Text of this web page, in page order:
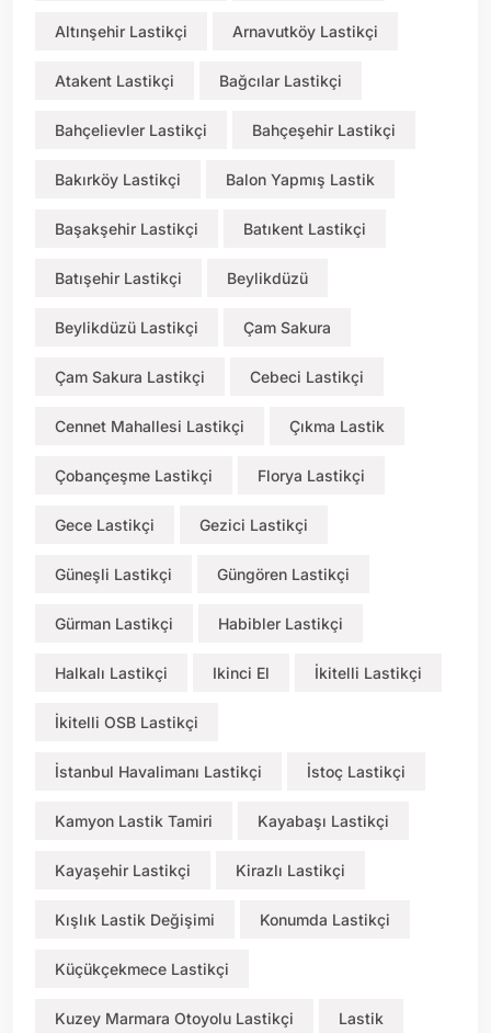
Altınşehir Lastikçi Arnavutköy Lastikçi
Atakent Lastikçi Bağcılar Lastikçi
Bahçelievler Lastikçi Bahçeşehir Lastikçi
Bakırköy Lastikçi Balon Yapmış Lastik
Başakşehir Lastikçi Batıkent Lastikçi
Batışehir Lastikçi Beylikdüzü
Beylikdüzü Lastikçi Çam Sakura
Çam Sakura Lastikçi Cebeci Lastikçi
Cennet Mahallesi Lastikçi Çıkma Lastik
Çobançeşme Lastikçi Florya Lastikçi
Gece Lastikçi Gezici Lastikçi
Güneşli Lastikçi Güngören Lastikçi
Gürman Lastikçi Habibler Lastikçi
Halkalı Lastikçi Ikinci El İkitelli Lastikçi
İkitelli OSB Lastikçi
İstanbul Havalimanı Lastikçi İstoç Lastikçi
Kamyon Lastik Tamiri Kayabaşı Lastikçi
Kayaşehir Lastikçi Kirazlı Lastikçi
Kışlık Lastik Değişimi Konumda Lastikçi
Küçükçekmece Lastikçi
Kuzey Marmara Otoyolu Lastikçi Lastik